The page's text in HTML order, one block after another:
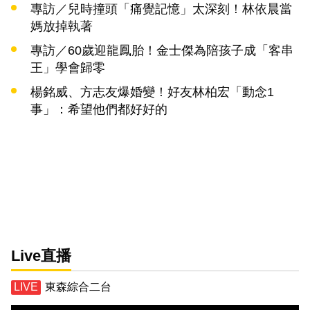
專訪／兒時撞頭「痛覺記憶」太深刻！林依晨當
媽放掉執著
專訪／60歲迎龍鳳胎！金士傑為陪孩子成「客串
王」學會歸零
楊銘威、方志友爆婚變！好友林柏宏「動念1
事」：希望他們都好好的
Live直播
東森綜合二台